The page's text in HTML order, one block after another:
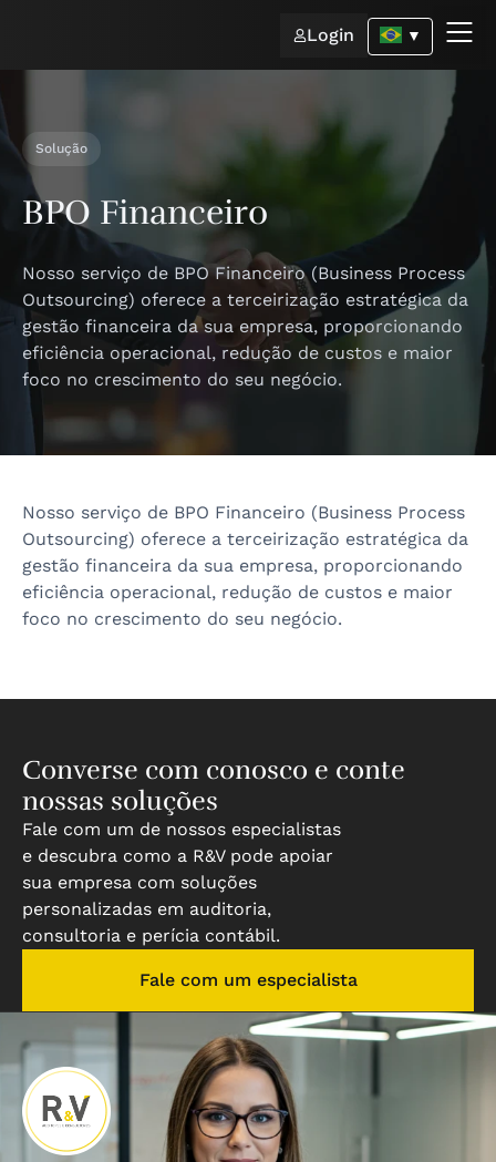
Login ▼
Solução
BPO Financeiro
Nosso serviço de BPO Financeiro (Business Process
Outsourcing) oferece a terceirização estratégica da
gestão financeira da sua empresa, proporcionando
eficiência operacional, redução de custos e maior
foco no crescimento do seu negócio.
Nosso serviço de BPO Financeiro (Business Process
Outsourcing) oferece a terceirização estratégica da
gestão financeira da sua empresa, proporcionando
eficiência operacional, redução de custos e maior
foco no crescimento do seu negócio.
Converse com conosco e conte
nossas soluções
Fale com um de nossos especialistas
e descubra como a R&V pode apoiar
sua empresa com soluções
personalizadas em auditoria,
consultoria e perícia contábil.
Fale com um especialista